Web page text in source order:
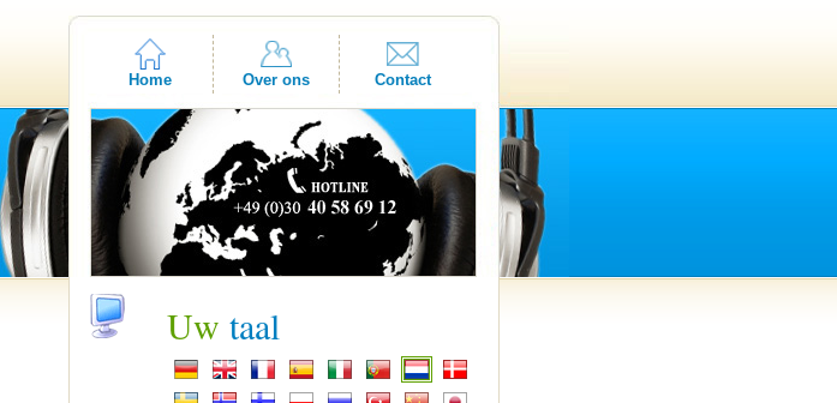
Home Over ons Contact
Uw taal